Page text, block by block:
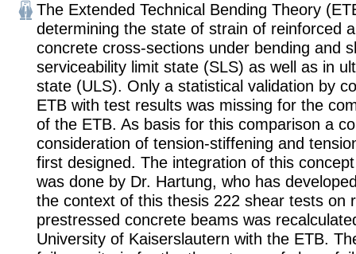
The Extended Technical Bending Theory
determining the state of strain of reinforced
concrete cross-sections under bending and
serviceability limit state (SLS) as well as in
state (ULS). Only a statistical validation by
ETB with test results was missing for the
of the ETB. As basis for this comparison a
consideration of tension-stiffening and
first designed. The integration of this
was done by Dr. Hartung, who has
the context of this thesis 222 shear tests on
prestressed concrete beams was
University of Kaiserslautern with the ETB.